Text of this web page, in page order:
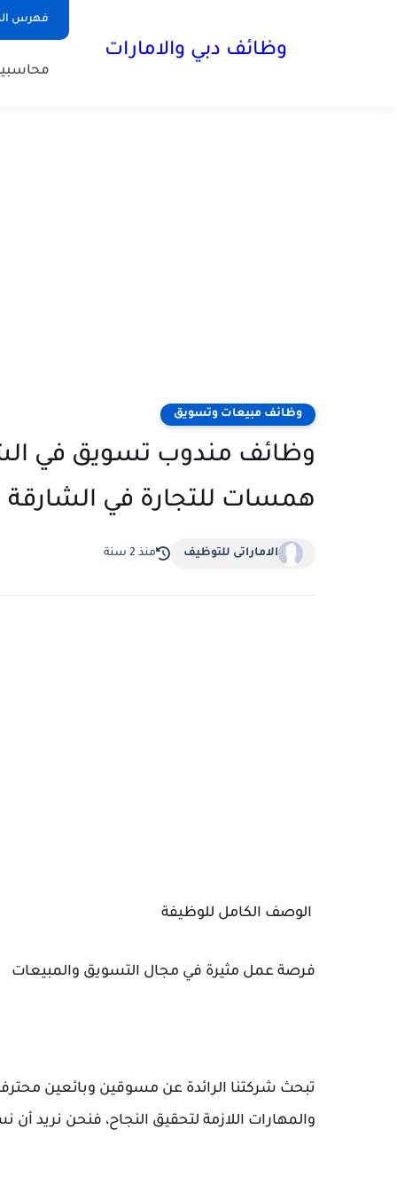
فهرس
وظائف دبي والامارات
وظائف مبيعات وتسويق
وظائف مندوب تسويق في
همسات للتجارة في الشارقة
الاماراتى للتوظيف منذ 2 سنة
الوصف الكامل للوظيفة
فرصة عمل مثيرة في مجال التسويق والمبيعات
تبحث شركتنا الرائدة عن مسوقين وبائعين
والمهارات اللازمة لتحقيق النجاح، فنحن نريد